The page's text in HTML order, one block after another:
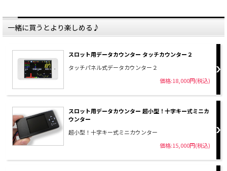
一緒に買うとより楽しめる♪
スロット用データカウンター タッチカウンター２
タッチパネル式データカウンター２
価格:18,000円(税込)
スロット用データカウンター 超小型！十字キー式ミニカ
ウンター
超小型！十字キー式ミニカウンター
価格:15,000円(税込)